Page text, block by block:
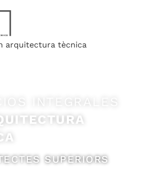
arquitectura tècnica
INTEGRALES
SUPERIORS